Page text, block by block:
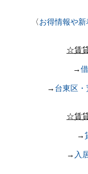
〈お得情報や
☆賃
→
→ 台東区
☆賃
→
→ 入